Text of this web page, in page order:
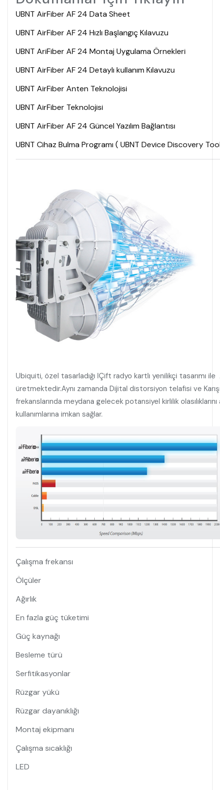
UBNT AirFiber AF 24 Data Sheet
UBNT AirFiber AF 24 Hızlı Başlangıç Kılavuzu
UBNT AriFiber AF 24 Montaj Uygulama Örnekleri
UBNT AirFiber AF 24 Detaylı kullanım Kılavuzu
UBNT AirFiber Anten Teknolojisi
UBNT AirFiber Teknolojisi
UBNT AirFiber AF 24 Güncel Yazılım Bağlantısı
UBNT Cihaz Bulma Programı ( UBNT Device Discovery
Ubiquiti, özel tasarladığı IÇift radyo kartlı yenilikçi tasarımı
üretmektedir.Aynı zamanda Dijital distorsiyon telafisi ve
frekanslarında meydana gelecek potansiyel kirlilik
kullanımlarına imkan sağlar.
Çalışma frekansı
Ölçüler
Ağırlık
En fazla güç tüketimi
Güç kaynağı
Besleme türü
Serfitikasyonlar
Rüzgar yükü
Rüzgar dayanıklığı
Montaj ekipmanı
Çalışma sıcaklığı
LED